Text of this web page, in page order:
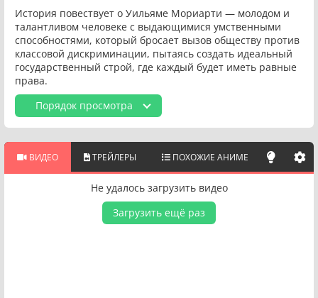
История повествует о Уильяме Мориарти — молодом и
талантливом человеке с выдающимися умственными
способностями, который бросает вызов обществу против
классовой дискриминации, пытаясь создать идеальный
государственный строй, где каждый будет иметь равные
права.
Порядок просмотра
ВИДЕО ТРЕЙЛЕРЫ ПОХОЖИЕ АНИМЕ
Не удалось загрузить видео
Загрузить ещё раз